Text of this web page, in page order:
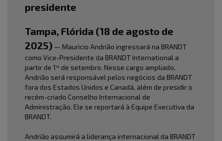
presidente
Tampa, Flórida (18 de agosto de
2025) — Mauricio Andrião ingressará na BRANDT
como Vice-Presidente da BRANDT International a
partir de 1º de setembro. Nesse cargo ampliado,
Andrião será responsável pelos negócios da BRANDT
fora dos Estados Unidos e Canadá, além de presidir o
recém-criado Conselho Internacional de
Administração. Ele se reportará à Equipe Executiva da
BRANDT.
Andrião assumirá a liderança internacional da BRANDT